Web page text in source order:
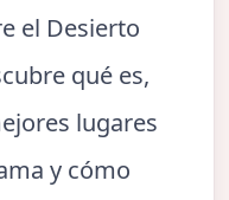
el Desierto
qué es,
lugares
y cómo